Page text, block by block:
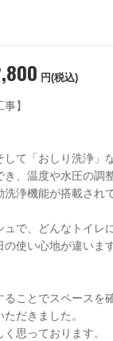
円(税込)
】
して「おしり洗浄」
、温度や水圧の調
洗浄機能が搭載さ
ュで、どんなトイレ
使い心地が違います
ることでスペースを
だきました。
思っております。